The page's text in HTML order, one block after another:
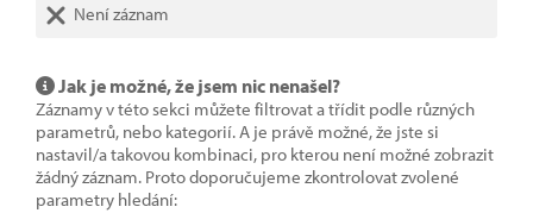
Není záznam
Jak je možné, že jsem nic nenašel?
Záznamy v této sekci můžete filtrovat a třídit podle různých
parametrů, nebo kategorií. A je právě možné, že jste si
nastavil/a takovou kombinaci, pro kterou není možné zobrazit
žádný záznam. Proto doporučujeme zkontrolovat zvolené
parametry hledání: